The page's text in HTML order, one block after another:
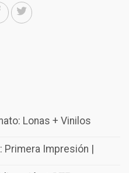
Lonas + Vinilos
Impresión |